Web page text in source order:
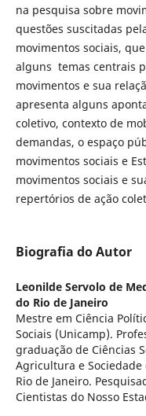
na pesquisa sobre
questões suscitadas
movimentos sociais,
alguns temas centrais
movimentos e sua
apresenta alguns
coletivo, contexto de
demandas, o espaço
movimentos sociais e
movimentos sociais e
repertórios de ação
Biografia do Autor
Leonilde Servolo de
do Rio de Janeiro
Mestre em Ciência
Sociais (Unicamp).
graduação de Ciências
Agricultura e
Rio de Janeiro.
Cientistas do Nosso